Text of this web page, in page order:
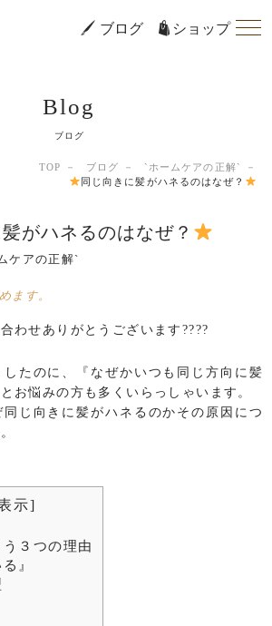
ブログ ショップ
Blog
ブログ
TOP ブログ
`ホームケアの正解`
同じ向きに髪がハネるのはなぜ？
がハネるのはなぜ？
ケアの正解`
ます。
わせありがとうございます????
たのに、『なぜかいつも同じ方向に髪
お悩みの方も多くいらっしゃいます。
じ向きに髪がハネるのかその原因につ
示]
３つの理由
』